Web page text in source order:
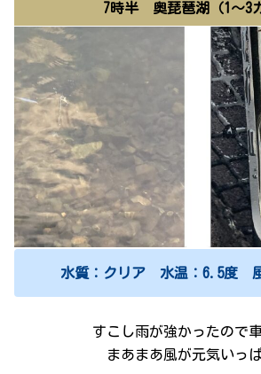
7時半 奥琵琶湖（1～3
水質：クリア 水温：6.5度
すこし雨が強かったので
まあまあ風が元気いっ